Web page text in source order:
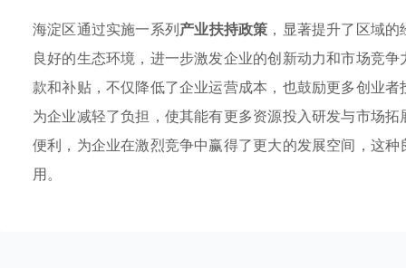
海淀区通过实施一系列产业扶持政策 ，显著提升了区域
良好的生态环境，进一步激发企业的创新动力和市场竞
款和补贴，不仅降低了企业运营成本，也鼓励更多创业者
为企业减轻了负担，使其能有更多资源投入研发与市场
便利，为企业在激烈竞争中赢得了更大的发展空间，这
用。